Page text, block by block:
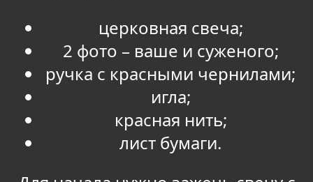
церковная свеча;
2 фото – ваше и суженого;
ручка с красными чернилами;
игла;
красная нить;
лист бумаги.